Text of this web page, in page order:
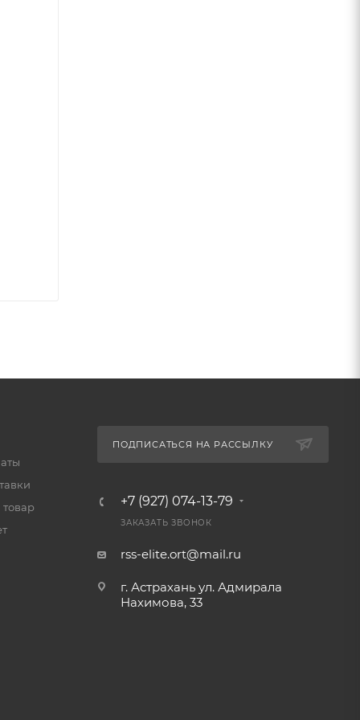
ПОДПИСАТЬСЯ НА РАССЫЛКУ
+7 (927) 074-13-79
ЗАКАЗАТЬ ЗВОНОК
rss-elite.ort@mail.ru
г. Астрахань ул. Адмирала
Нахимова, 33